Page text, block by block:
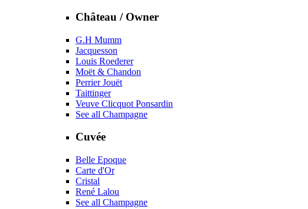
Château / Owner
G.H Mumm
Jacquesson
Louis Roederer
Moët & Chandon
Perrier Jouët
Taittinger
Veuve Clicquot Ponsardin
See all Champagne
Cuvée
Belle Epoque
Carte d'Or
Cristal
René Lalou
See all Champagne